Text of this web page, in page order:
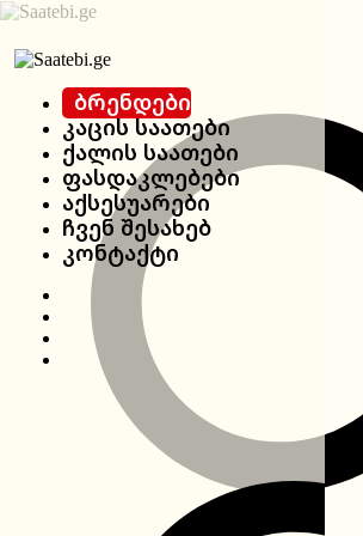
Ბრენდები
Კაცის Საათები
Ქალის Საათები
Ფასდაკლებები
Აქსესუარები
Ჩვენ Შესახებ
Კონტაქტი